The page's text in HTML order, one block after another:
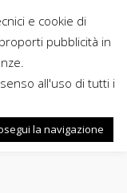
e cookie di
pubblicità in
all'uso di tutti i
la navigazione